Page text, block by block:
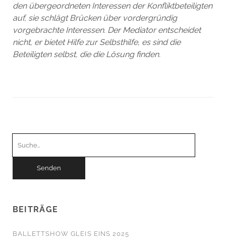
den übergeordneten Interessen der Konfliktbeteiligten
auf, sie schlägt Brücken über vordergründig
vorgebrachte Interessen. Der Mediator entscheidet
nicht, er bietet Hilfe zur Selbsthilfe, es sind die
Beteiligten selbst, die die Lösung finden.
BEITRÄGE
BALLETTSHOW GLEIS EINS 2025